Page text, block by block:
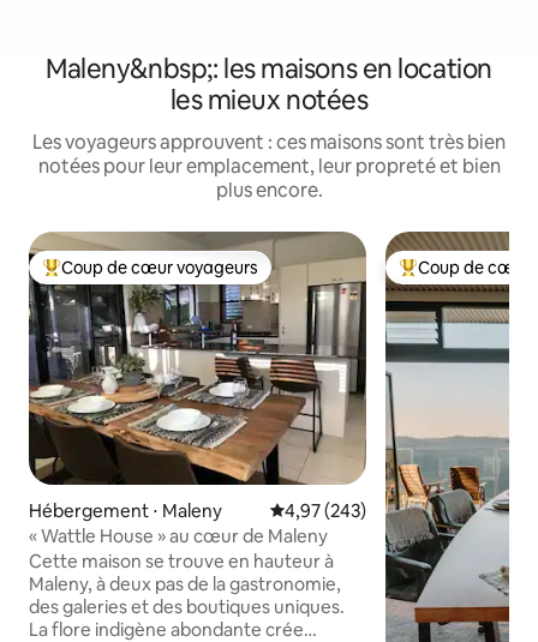
Maleny&nbsp;: les maisons en location
les mieux notées
Les voyageurs approuvent : ces maisons sont très bien
notées pour leur emplacement, leur propreté et bien
plus encore.
Coups de cœur voyageurs les plus appréciés
Coup de cœur voyageurs
Hébergement ⋅ Maleny Évaluation moyenne sur la
4,97 (243)
« Wattle House » au cœur de Maleny
Cette maison se trouve en hauteur à
Maleny, à deux pas de la gastronomie,
des galeries et des boutiques uniques.
La flore indigène abondante crée
Coups de cœur
Coup de cœur